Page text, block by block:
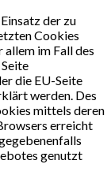
der zu
Cookies
allem im Fall des
die EU-Seite
werden. Des
mittels deren
erreicht
genutzt